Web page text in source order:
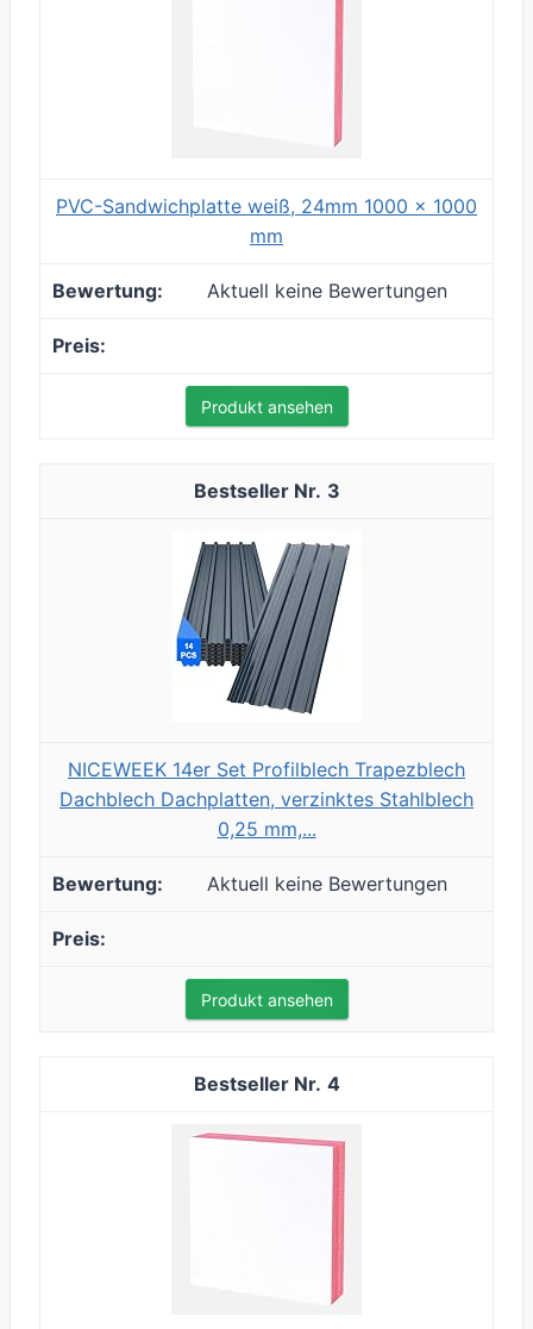
PVC-Sandwichplatte weiß, 24mm 1000 x 1000
mm
Aktuell keine Bewertungen
Produkt ansehen
3
NICEWEEK 14er Set Profilblech Trapezblech
Dachblech Dachplatten, verzinktes Stahlblech
0,25 mm,...
Aktuell keine Bewertungen
Produkt ansehen
4